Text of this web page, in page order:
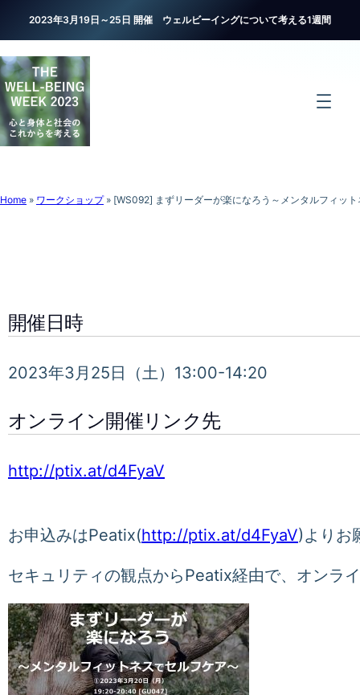
2023年3月19日～25日 開催 ウェルビーイングについて考える1週間
Home » ワークショップ » [WS092] まずリーダーが楽になろう～メンタルフィッ
開催日時
2023年3月25日（土）13:00-14:20
オンライン開催リンク先
http://ptix.at/d4FyaV
お申込みはPeatix(http://ptix.at/d4FyaV)よりお
セキュリティの観点からPeatix経由で、オンラ